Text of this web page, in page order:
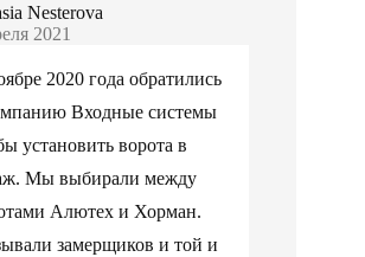
Nesterova
2021
2020 года обратились
Входные системы
установить ворота в
Мы выбирали между
Алютех и Хорман.
замерщиков и той и